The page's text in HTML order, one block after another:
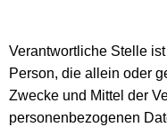
Verantwortliche Stelle
Person, die allein oder
Zwecke und Mittel der
personenbezogenen